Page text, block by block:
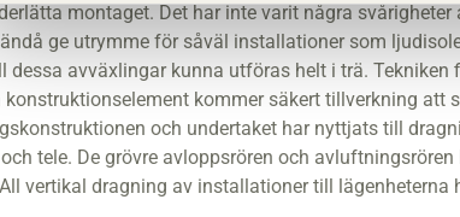
montaget. Det har inte varit några
ge utrymme för såväl installationer som
dessa avväxlingar kunna utföras helt i trä. Tekniken
kommer säkert tillverkning att
och undertaket har nyttjats till
tele. De grövre avloppsrören och
vertikal dragning av installationer till